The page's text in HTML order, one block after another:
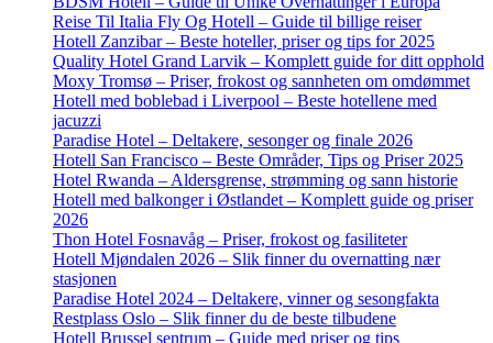
Reise Til Italia Fly Og Hotell – Guide til billige reiser
Hotell Zanzibar – Beste hoteller, priser og tips for 2025
Quality Hotel Grand Larvik – Komplett guide for ditt opphold
Moxy Tromsø – Priser, frokost og sannheten om omdømmet
Hotell med boblebad i Liverpool – Beste hotellene med
jacuzzi
Paradise Hotel – Deltakere, sesonger og finale 2026
Hotell San Francisco – Beste Områder, Tips og Priser 2025
Hotel Rwanda – Aldersgrense, strømming og sann historie
Hotell med balkonger i Østlandet – Komplett guide og priser
2026
Thon Hotel Fosnavåg – Priser, frokost og fasiliteter
Hotell Mjøndalen 2026 – Slik finner du overnatting nær
stasjonen
Paradise Hotel 2024 – Deltakere, vinner og sesongfakta
Restplass Oslo – Slik finner du de beste tilbudene
Hotell Brussel sentrum – Guide med priser og tips